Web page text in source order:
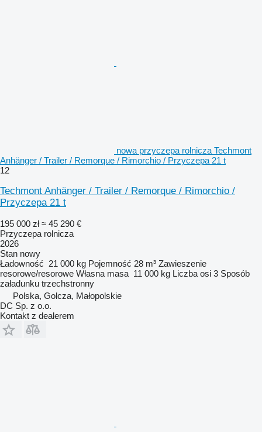
nowa przyczepa rolnicza Techmont
Anhänger / Trailer / Remorque / Rimorchio / Przyczepa 21 t
12
Techmont Anhänger / Trailer / Remorque / Rimorchio /
Przyczepa 21 t
195 000 zł ≈ 45 290 €
Przyczepa rolnicza
2026
Stan nowy
Ładowność 21 000 kg Pojemność 28 m³ Zawieszenie
resorowe/resorowe Własna masa 11 000 kg Liczba osi 3 Sposób
załadunku trzechstronny
Polska, Golcza, Małopolskie
DC Sp. z o.o.
Kontakt z dealerem